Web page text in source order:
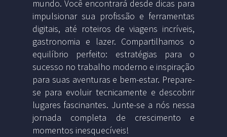
mundo. Você encontrará desde dicas para
impulsionar sua profissão e ferramentas
digitais, até roteiros de viagens incríveis,
gastronomia e lazer. Compartilhamos o
equilíbrio perfeito: estratégias para o
sucesso no trabalho moderno e inspiração
para suas aventuras e bem-estar. Prepare-
se para evoluir tecnicamente e descobrir
lugares fascinantes. Junte-se a nós nessa
jornada completa de crescimento e
momentos inesquecíveis!